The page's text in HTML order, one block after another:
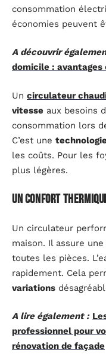
consommation
économies peuvent
A découvrir
domicile :
Un circulateur
vitesse aux besoins
consommation lors
C’est une
les coûts. Pour les
plus légères.
Un confort
Un circulateur
maison. Il assure
toutes les pièces.
rapidement. Cela
variations
A lire également :
professionnel pour
rénovation de façade